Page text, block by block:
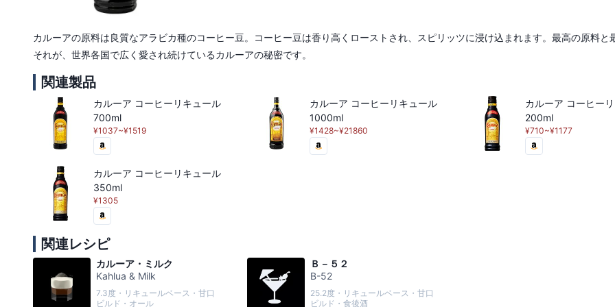
カルーアの原料は良質なアラビカ種のコーヒー豆。コーヒー豆は香り高くローストされ、スピリッツに浸け込まれます。最高の原料と
それが、世界各国で広く愛され続けているカルーアの秘密です。
関連製品
カルーア コーヒーリキュール
700ml
¥1037~¥1519
カルーア コーヒーリキュール
1000ml
¥1428~¥21860
カルーア コーヒー
200ml
¥710~¥1177
カルーア コーヒーリキュール
350ml
¥1305
関連レシピ
カルーア・ミルク
Kahlua & Milk
7.3度・リキュールベース・甘口
ビルド・オール
Ｂ－５２
B-52
25.2度・リキュールベース・甘口
ビルド・食後酒